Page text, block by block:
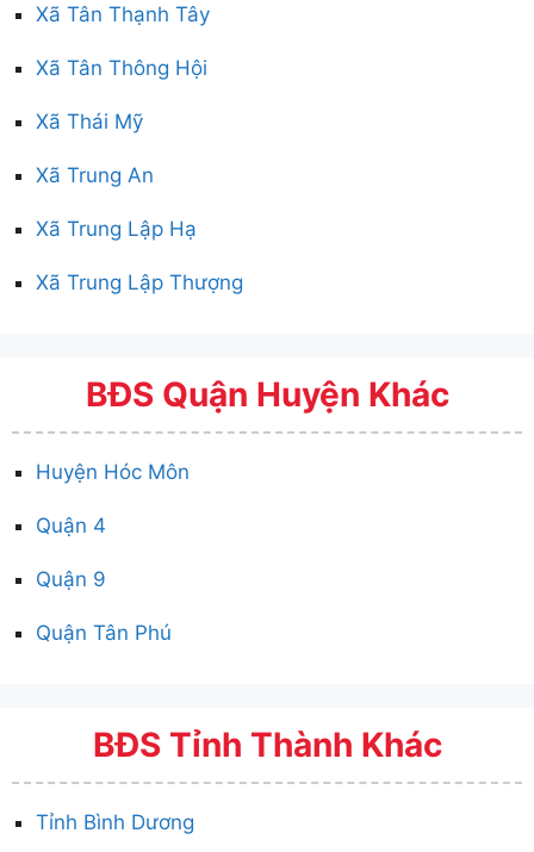
Xã Tân Thạnh Tây
Xã Tân Thông Hội
Xã Thái Mỹ
Xã Trung An
Xã Trung Lập Hạ
Xã Trung Lập Thượng
BĐS Quận Huyện Khác
Huyện Hóc Môn
Quận 4
Quận 9
Quận Tân Phú
BĐS Tỉnh Thành Khác
Tỉnh Bình Dương